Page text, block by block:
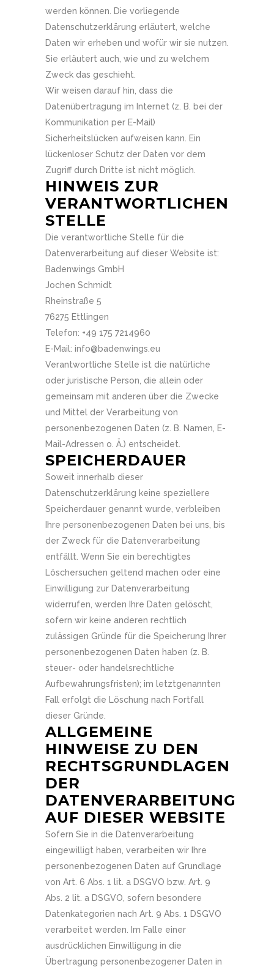
werden können. Die vorliegende
Datenschutzerklärung erläutert, welche
Daten wir erheben und wofür wir sie nutzen.
Sie erläutert auch, wie und zu welchem
Zweck das geschieht.
Wir weisen darauf hin, dass die
Datenübertragung im Internet (z. B. bei der
Kommunikation per E-Mail)
Sicherheitslücken aufweisen kann. Ein
lückenloser Schutz der Daten vor dem
Zugriff durch Dritte ist nicht möglich.
HINWEIS ZUR
VERANTWORTLICHEN
STELLE
Die verantwortliche Stelle für die
Datenverarbeitung auf dieser Website ist:
Badenwings GmbH
Jochen Schmidt
Rheinstraße 5
76275 Ettlingen
Telefon: +49 175 7214960
E-Mail: info@badenwings.eu
Verantwortliche Stelle ist die natürliche
oder juristische Person, die allein oder
gemeinsam mit anderen über die Zwecke
und Mittel der Verarbeitung von
personenbezogenen Daten (z. B. Namen, E-
Mail-Adressen o. Ä.) entscheidet.
SPEICHERDAUER
Soweit innerhalb dieser
Datenschutzerklärung keine speziellere
Speicherdauer genannt wurde, verbleiben
Ihre personenbezogenen Daten bei uns, bis
der Zweck für die Datenverarbeitung
entfällt. Wenn Sie ein berechtigtes
Löschersuchen geltend machen oder eine
Einwilligung zur Datenverarbeitung
widerrufen, werden Ihre Daten gelöscht,
sofern wir keine anderen rechtlich
zulässigen Gründe für die Speicherung Ihrer
personenbezogenen Daten haben (z. B.
steuer- oder handelsrechtliche
Aufbewahrungsfristen); im letztgenannten
Fall erfolgt die Löschung nach Fortfall
dieser Gründe.
ALLGEMEINE
HINWEISE ZU DEN
RECHTSGRUNDLAGEN
DER
DATENVERARBEITUNG
AUF DIESER WEBSITE
Sofern Sie in die Datenverarbeitung
eingewilligt haben, verarbeiten wir Ihre
personenbezogenen Daten auf Grundlage
von Art. 6 Abs. 1 lit. a DSGVO bzw. Art. 9
Abs. 2 lit. a DSGVO, sofern besondere
Datenkategorien nach Art. 9 Abs. 1 DSGVO
verarbeitet werden. Im Falle einer
ausdrücklichen Einwilligung in die
Übertragung personenbezogener Daten in